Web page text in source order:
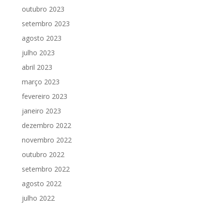
outubro 2023
setembro 2023
agosto 2023
julho 2023
abril 2023
março 2023
fevereiro 2023
janeiro 2023
dezembro 2022
novembro 2022
outubro 2022
setembro 2022
agosto 2022
julho 2022